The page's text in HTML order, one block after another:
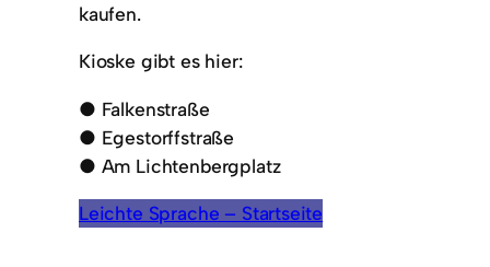
kaufen.
Kioske gibt es hier:
● Falkenstraße
● Egestorffstraße
● Am Lichtenbergplatz
Leichte Sprache – Startseite